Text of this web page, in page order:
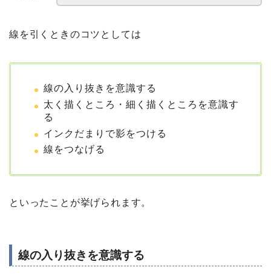
線を引くときのコツとしては
線の入り抜きを意識する
太く描くところ・細く描くところを意識す
る
インクだまりで影をつける
線をつなげる
といったことが挙げられます。
線の入り抜きを意識する